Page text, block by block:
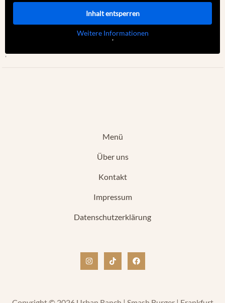
Inhalt entsperren
Weitere Informationen
'
'
Menü
Über uns
Kontakt
Impressum
Datenschutzerklärung